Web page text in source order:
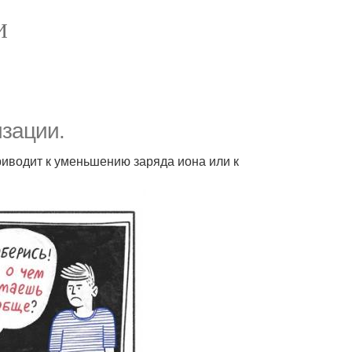
к уменьшению заряда иона или к